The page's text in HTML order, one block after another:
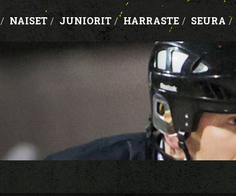
/ NAISET / JUNIORIT / HARRASTE / SEURA /